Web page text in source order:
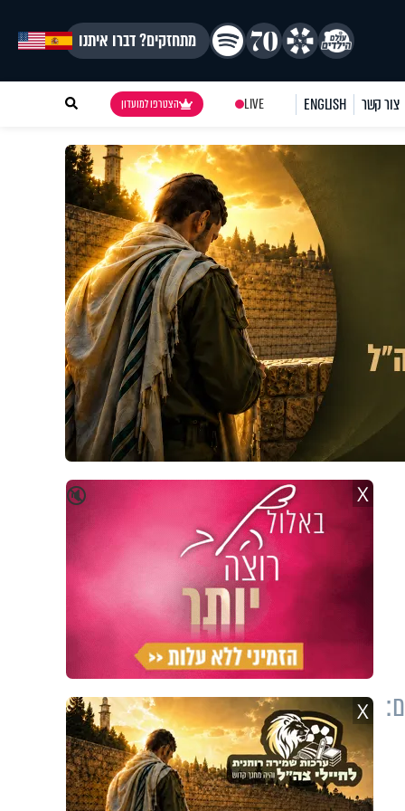
מתחזקים? דברו איתנו
צור קשר ENGLISH
LIVE הצטרפו למועדון
🔇 X
X